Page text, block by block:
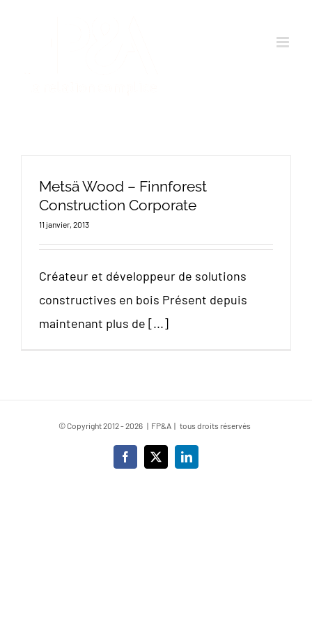
Metsä Wood – Finnforest
Construction Corporate
11 janvier, 2013
Créateur et développeur de solutions
constructives en bois Présent depuis
maintenant plus de [...]
© Copyright 2012 -2026 | FP&A | tous droits réservés
Facebook
X LinkedIn